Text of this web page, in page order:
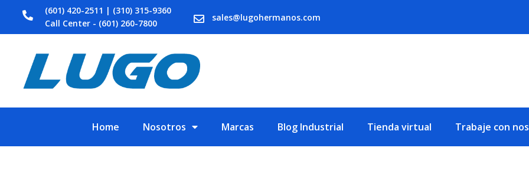
(601) 420-2511 | (310) 315-9360
Call Center - (601) 260-7800
sales@lugohermanos.com
Home Nosotros Marcas Blog Industrial Tienda virtual Trabaje con